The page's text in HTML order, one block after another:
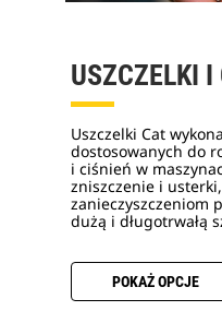
USZCZELKI I
Uszczelki Cat
dostosowanych do
i ciśnień w
zniszczenie i
zanieczyszczeniom
dużą i długotrwałą
POKAŻ OPCJE